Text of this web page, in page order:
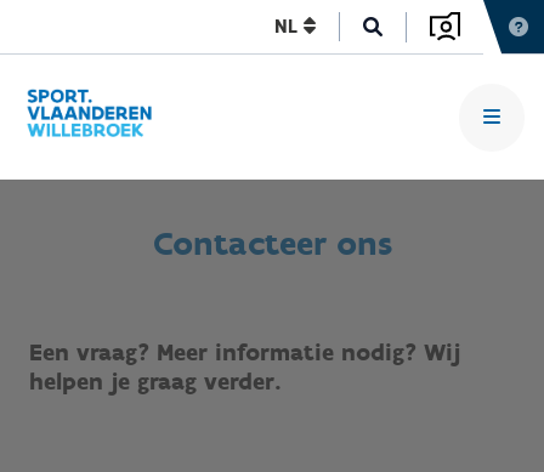
NL
Contacteer ons
Een vraag? Meer informatie nodig? Wij
helpen je graag verder.